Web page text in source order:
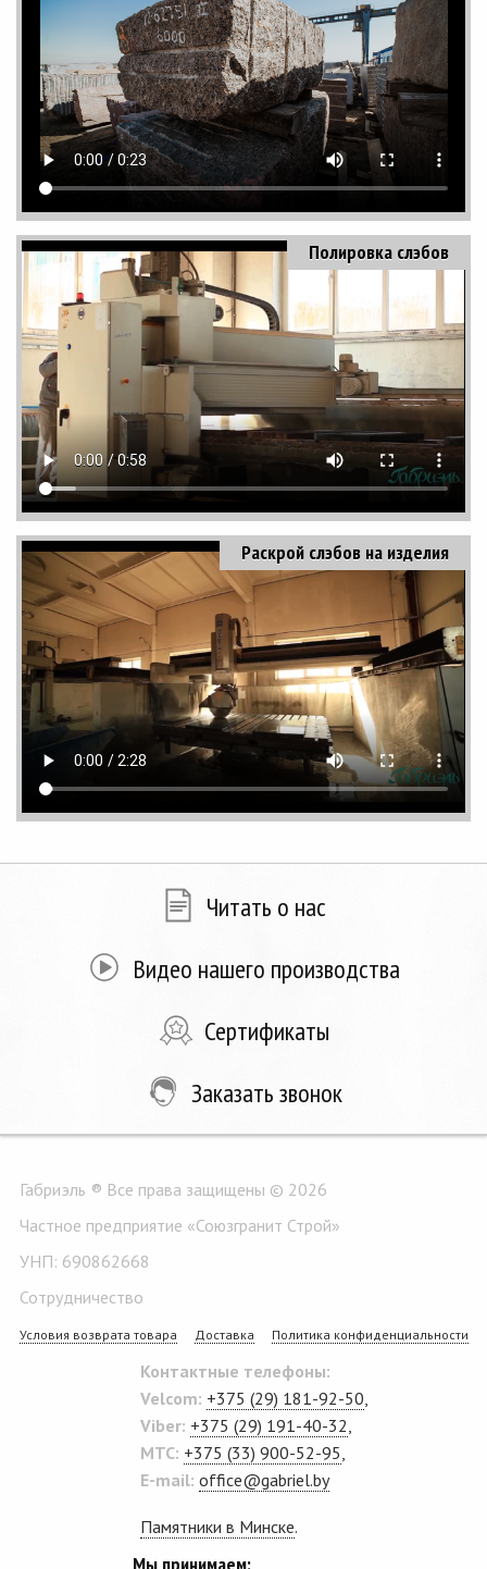
Полировка слэбов
Раскрой слэбов на изделия
Читать о нас
Видео нашего производства
Сертификаты
Заказать звонок
Габриэль ® Все права защищены © 2026
Частное предприятие «Союзгранит Строй»
УНП: 690862668
Сотрудничество
Условия возврата товара Доставка Политика конфиденциальности
Контактные телефоны:
Velcom: +375 (29) 181-92-50
Viber: +375 (29) 191-40-32
MTC: +375 (33) 900-52-95
E-mail: office@gabriel.by
Памятники в Минске.
Мы принимаем: